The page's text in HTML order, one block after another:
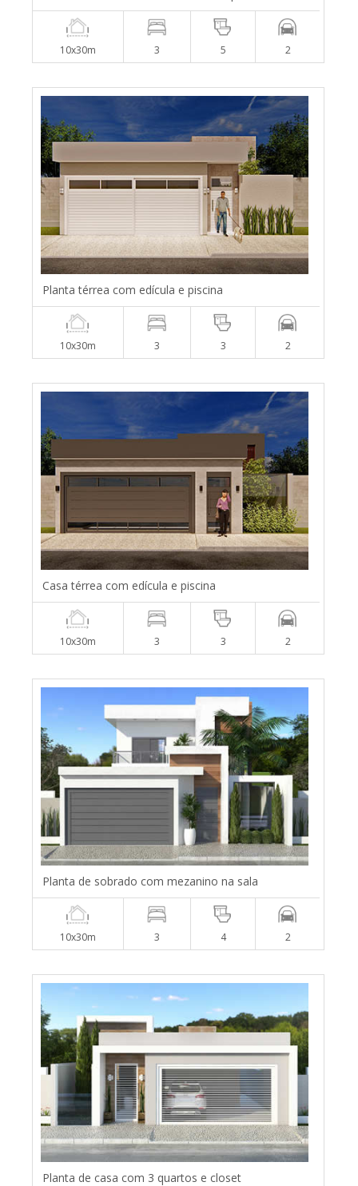
10x30m 3 5 2
Planta térrea com edícula e piscina
10x30m 3 3 2
Casa térrea com edícula e piscina
10x30m 3 3 2
Planta de sobrado com mezanino na sala
10x30m 3 4 2
Planta de casa com 3 quartos e closet